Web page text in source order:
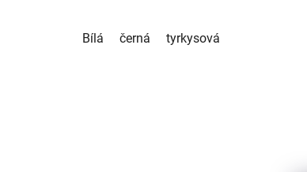
Bílá černá tyrkysová